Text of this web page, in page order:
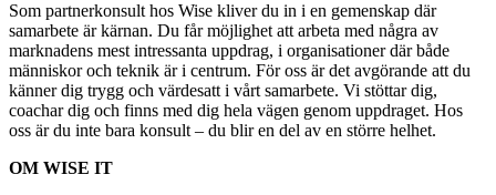
Som partnerkonsult hos Wise kliver du in i en gemenskap där
samarbete är kärnan. Du får möjlighet att arbeta med några av
marknadens mest intressanta uppdrag, i organisationer där både
människor och teknik är i centrum. För oss är det avgörande att du
känner dig trygg och värdesatt i vårt samarbete. Vi stöttar dig,
coachar dig och finns med dig hela vägen genom uppdraget. Hos
oss är du inte bara konsult – du blir en del av en större helhet.
OM WISE IT